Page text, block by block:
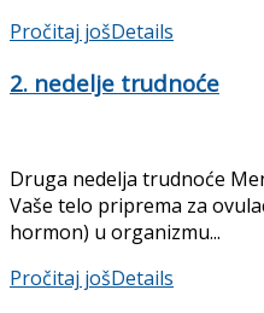
Pročitaj jošDetails
2. nedelje trudnoće
Druga nedelja trudnoće
Vaše telo priprema za
hormon) u organizmu...
Pročitaj jošDetails